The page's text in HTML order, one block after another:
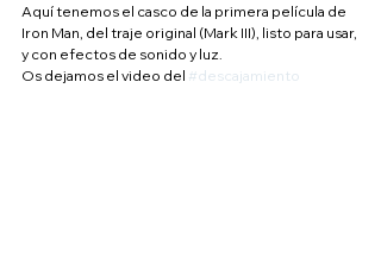
Aquí tenemos el casco de la primera película de
Iron Man, del traje original (Mark III), listo para usar,
y con efectos de sonido y luz.
Os dejamos el video del #descajamiento